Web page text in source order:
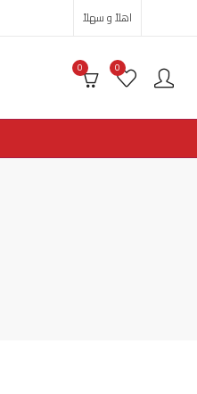
اهلاً و سهلاً
0
0